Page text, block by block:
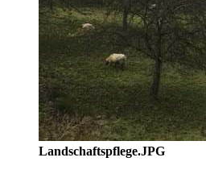
Landschaftspflege.JPG